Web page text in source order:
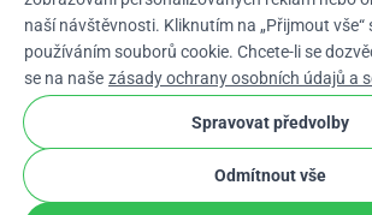
Csarrow_drop_down
★★★★★4,9 / 5 na základě 500+ recenzí
WhyDonate Soukromí a
Obchodní podmínky
naší návštěvnosti. Kliknutím na „Přijmout
používáním souborů cookie. Chcete-li se
se na naše zásady ochrany osobních údajů a
Spravovat předvolby
Odmítnout vše